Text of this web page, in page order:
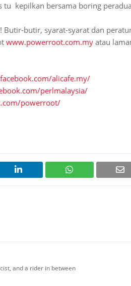
tu kepilkan bersama boring
Butir-butir, syarat-syarat dan
www.powerroot.com.my atau
alicafe.my/
perlmalaysia/
powerroot/
and a rider in between